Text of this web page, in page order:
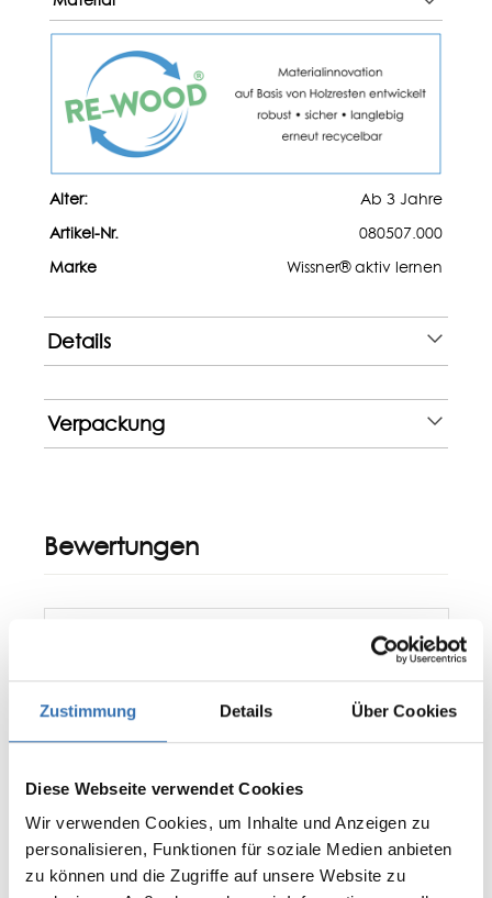
Zustimmung Details Über Cookies
Diese Webseite verwendet Cookies
Wir verwenden Cookies, um Inhalte und Anzeigen zu
personalisieren, Funktionen für soziale Medien anbieten
zu können und die Zugriffe auf unsere Website zu
Alter:
Ab 3 Jahre
Artikel-Nr.
080507.000
Marke
Wissner® aktiv lernen
Details
Verpackung
Bewertungen
0 von 0 Bewertungen
Durchschnittliche Bewertung von 0 von 5 Sternen
Bewerten Sie dieses Produkt!